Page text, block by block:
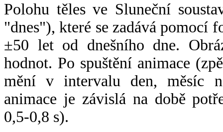
Polohu těles ve Sluneční
"dnes"), které se zadává pomocí
±50 let od dnešního dne.
hodnot. Po spuštění animace
mění v intervalu den, měsíc
animace je závislá na době
0,5-0,8 s).